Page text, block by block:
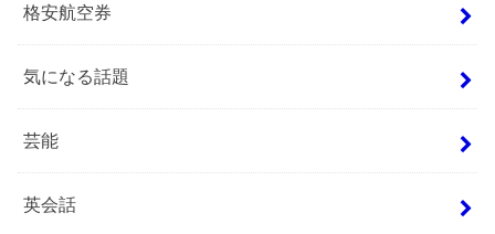
格安航空券
気になる話題
芸能
英会話